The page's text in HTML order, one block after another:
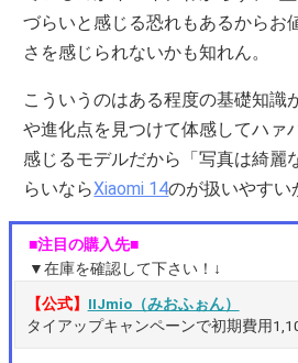
づらいと感じる恐れもあるからお
さを感じられないかも知れん。
こういうのはある程度の基礎知識
や進化点を見つけて体感してハァ
感じるモデルだから「写真は綺麗
らいならXiaomi 14のが扱いやすい
■注目の購入先■
▼在庫を確認して下さい！↓
【公式】 IIJmio（みおふぉん）
タイアップキャンペーンで初期費用